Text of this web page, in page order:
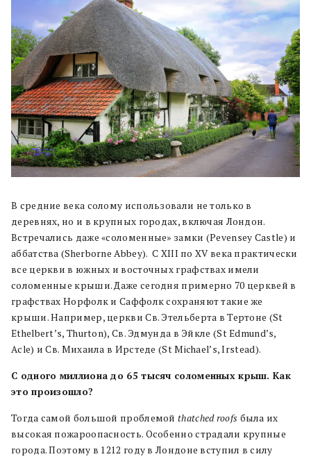
В средние века солому использовали не только в
деревнях, но и в крупных городах, включая Лондон.
Встречались даже «соломенные» замки (Pevensey Castle) и
аббатства (Sherborne Abbey). С XIII по XV века практически
все церкви в южных и восточных графствах имели
соломенные крыши. Даже сегодня примерно 70 церквей в
графствах Норфолк и Саффолк сохраняют такие же
крыши. Например, церкви Св. Этельберта в Тертоне (St
Ethelbert’s, Thurton), Св. Эдмунда в Эйкле (St Edmund’s,
Acle) и Св. Михаила в Ирстеде (St Michael’s, Irstead).
С одного миллиона до 65 тысяч соломенных крыш. Как
это произошло?
Тогда самой большой проблемойthatched roofs была их
высокая пожароопасность. Особенно страдали крупные
города. Поэтому в 1212 году в Лондоне вступил в силу